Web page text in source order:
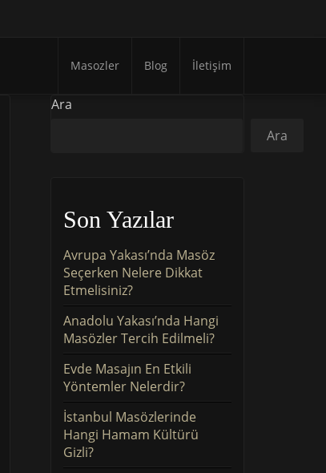
Masozler Blog İletişim
Ara
Ara
Son Yazılar
Avrupa Yakası’nda Masöz
Seçerken Nelere Dikkat
Etmelisiniz?
Anadolu Yakası’nda Hangi
Masözler Tercih Edilmeli?
Evde Masajın En Etkili
Yöntemler Nelerdir?
İstanbul Masözlerinde
Hangi Hamam Kültürü
Gizli?